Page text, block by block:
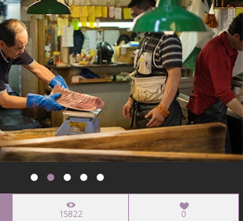
焦點企劃
社會企業
認識我們
15822 0